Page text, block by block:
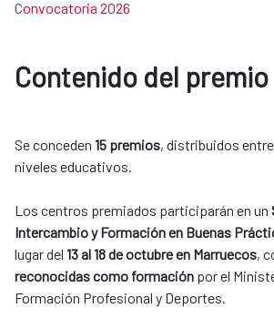
Convocatoria 2026
Contenido del premio
Se conceden 15 premios, distribuidos
niveles educativos.
Los centros premiados participarán en un
Intercambio y Formación en Buenas
lugar del 13 al 18 de octubre en Marruecos,
reconocidas como formación por el
Formación Profesional y Deportes.